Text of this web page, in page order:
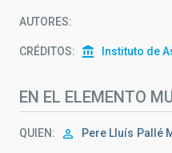
AUTORES
CRÉDITOS Instituto de
EN EL ELEMENTO
QUIEN Pere Lluís Pallé